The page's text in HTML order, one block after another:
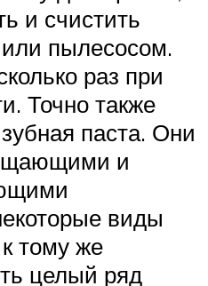
и счистить
пылесосом.
раз при
Точно также
паста. Они
и
виды
тому же
целый ряд